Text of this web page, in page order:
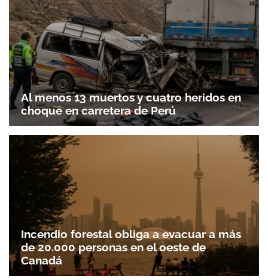
Gracias por suscribirte a nuestro boletín.
ACEPTAR
Al menos 13 muertos y cuatro heridos en
choque en carretera de Perú
Incendio forestal obliga a evacuar a más
de 20.000 personas en el oeste de
Canadá